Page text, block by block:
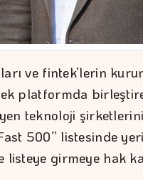
ve fintek’lerin
platformda
teknoloji
500” listesinde
girmeye hak